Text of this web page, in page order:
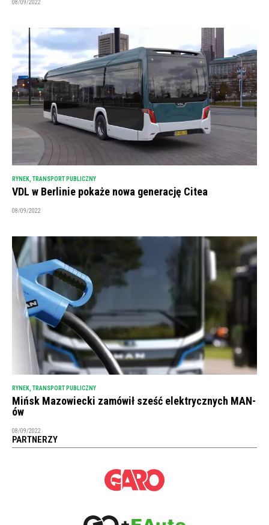
08/09/2022
RYNEK TRANSPORT PUBLICZNY
VDL w Berlinie pokaże nowa generację Citea
08/09/2022
RYNEK TRANSPORT PUBLICZNY
Mińsk Mazowiecki zamówił sześć elektrycznych MAN-
ów
08/09/2022
PARTNERZY